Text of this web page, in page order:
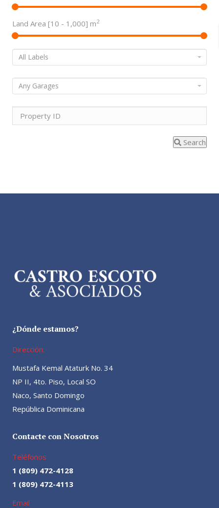
Land Area [10 - 1,000] m2
Search
¿Dónde estamos?
Dirección:
Mustafa Kemal Ataturk No. 34
NP II, 4to. Piso, Local SO
Naco, Santo Domingo
República Dominicana
Contacte con Nosotros
Teléfonos
1 (809) 472-4128
1 (809) 472-4113
Email